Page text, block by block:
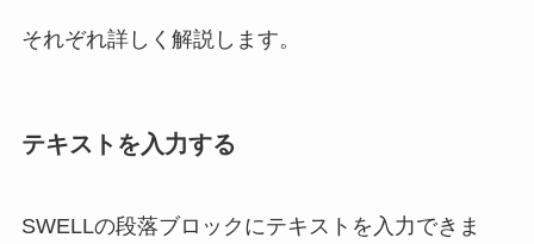
それぞれ詳しく解説します。
テキストを入力する
SWELLの段落ブロックにテキストを入力できま